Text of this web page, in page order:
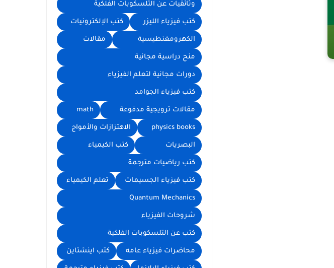
وثائقيات عن التلسكوبات الفلكية
كتب فيزياء الليزر كتب الإلكترونيات
الكهرومغنطيسية مقالات
منح دراسية مجانية
دورات مجانية لتعلم الفيزياء
كتب فيزياء الجوامد
مقالات ترويجية مدفوعة math
physics books الاهتزازات والأمواج
البصريات كتب الكيمياء
كتب رياضيات مترجمة
كتب فيزياء الجسيمات تعلم الكيمياء
Quantum Mechanics
شروحات الفيزياء
كتب عن التلسكوبات الفلكية
محاضرات فيزياء عامه كتب اينشتاين